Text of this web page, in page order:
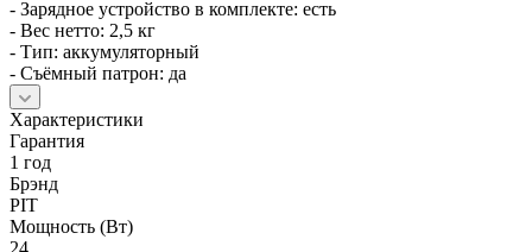
- Зарядное устройство в комплекте: есть
- Вес нетто: 2,5 кг
- Тип: аккумуляторный
- Съёмный патрон: да
Характеристики
Гарантия
1 год
Брэнд
PIT
Мощность (Вт)
24